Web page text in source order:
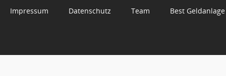
Impressum Datenschutz Team Best Geldanlage